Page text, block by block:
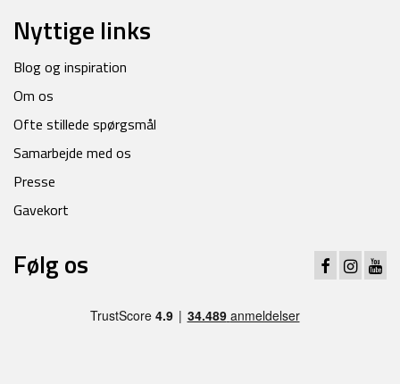
Nyttige links
Blog og inspiration
Om os
Ofte stillede spørgsmål
Samarbejde med os
Presse
Gavekort
Følg os